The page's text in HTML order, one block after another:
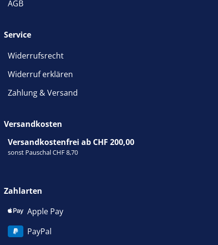
AGB
Service
Widerrufsrecht
Widerruf erklären
Zahlung & Versand
Versandkosten
Versandkostenfrei ab CHF 200,00
sonst Pauschal CHF 8,70
Zahlarten
Apple Pay
PayPal